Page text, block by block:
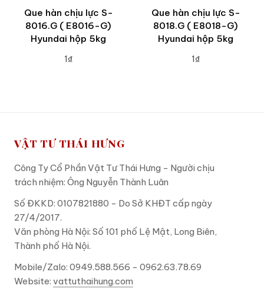
Que hàn chịu lực S-
8016.G ( E8016-G)
Hyundai hộp 5kg
1₫
Que hàn chịu lực S-
8018.G ( E8018-G)
Hyundai hộp 5kg
1₫
VẬT TƯ THÁI HƯNG
Công Ty Cổ Phần Vật Tư Thái Hưng - Người chịu
trách nhiệm: Ông Nguyễn Thành Luân
Số ĐKKD: 0107821880 - Do Sở KHĐT cấp ngày
27/4/2017.
Văn phòng Hà Nội: Số 101 phố Lệ Mật, Long Biên,
Thành phố Hà Nội.
Mobile/Zalo: 0949.588.566 - 0962.63.78.69
Website: vattuthaihung.com